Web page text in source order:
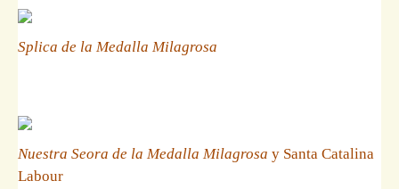
Splica de la Medalla Milagrosa
Nuestra Seora de la Medalla Milagrosa y Santa Catalina
Labour